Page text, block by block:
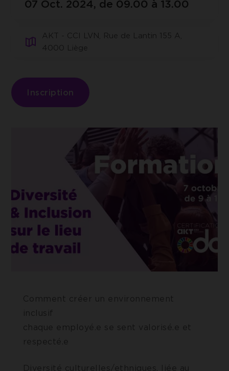
07 Oct. 2024, de 09.00 à 13.00
AKT - CCI LVN, Rue de Lantin 155 A,
4000 Liège
Inscription
Comment créer un environnement
inclusif
chaque employé.e se sent valorisé.e et
Diversité culturelles/ethniques, liée au
Google Tag Manager
Analytics.